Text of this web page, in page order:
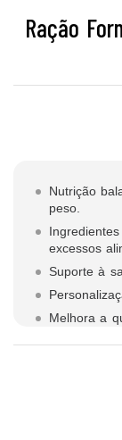
Ração
Nutrição
peso.
excessos
Suporte à
Melhora a